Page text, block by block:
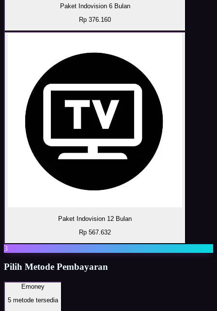
Paket Indovision 6 Bulan
Rp 376.160
Paket Indovision 12 Bulan
Rp 567.632
3
Pilih Metode Pembayaran
Emoney
5 metode tersedia